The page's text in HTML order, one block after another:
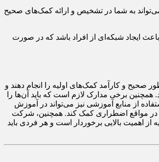
به شما در تشخیص و ارائه کمک‌های صحیح
ایجاد شبکه‌ای از افراد باشد که در صورت
و کارآمد کمک‌های اولیه را انجام دهند و
برخی مدارک لازم است که باید آن‌ها را
از منابع آموزشی نیز می‌تواند در آموزش
در مواقع اضطراری کمک کند. همچنین، شرکت
اهمیت بالایی برخوردار است و هر فردی باید